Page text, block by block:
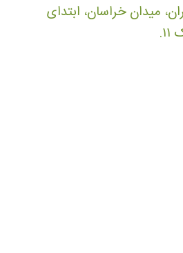
میدان خراسان، ابتدای